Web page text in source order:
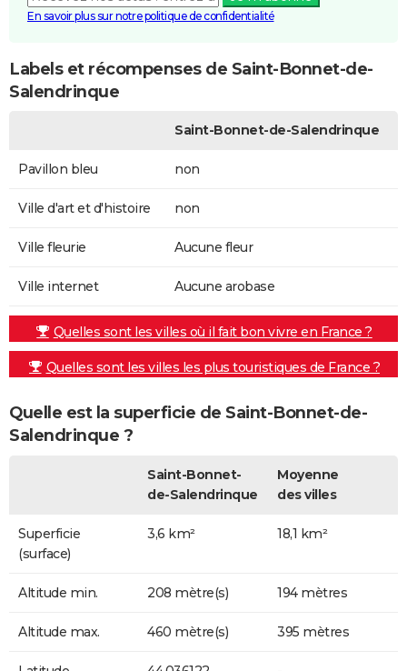
En savoir plus sur notre politique de confidentialité
Labels et récompenses de Saint-Bonnet-de-
Salendrinque
Saint-Bonnet-de-Salendrinque
Pavillon bleu non
Ville d'art et d'histoire non
Ville fleurie Aucune fleur
Ville internet Aucune arobase
Quelles sont les villes où il fait bon vivre en France ?
Quelles sont les villes les plus touristiques de France ?
Quelle est la superficie de Saint-Bonnet-de-
Salendrinque ?
Saint-Bonnet-
de-Salendrinque
Moyenne
des villes
Superficie
(surface)
3,6 km² 18,1 km²
Altitude min. 208 mètre(s) 194 mètres
Altitude max. 460 mètre(s) 395 mètres